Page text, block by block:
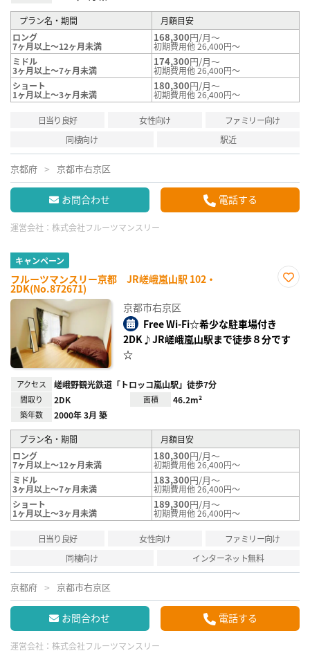
プラン名・期間
月額目安
ロング
7ヶ月以上～12ヶ月未満
168,300円/月～
初期費用他 26,400円～
ミドル
3ヶ月以上～7ヶ月未満
174,300円/月～
初期費用他 26,400円～
ショート
1ヶ月以上～3ヶ月未満
180,300円/月～
初期費用他 26,400円～
日当り良好 女性向け
ファミリー向け
同棲向け
駅近
京都府 京都市右京区
お問合わせ 電話する
運営会社： 株式会社フルーツマンスリー
キャンペーン
フルーツマンスリー京都 JR嵯峨嵐山駅 102・
2DK(No.872671)
京都市右京区
Free Wi-Fi☆希少な駐車場付き
2DK♪JR嵯峨嵐山駅まで徒歩８分です
☆
アクセス 嵯峨野観光鉄道「トロッコ嵐山駅」徒歩7分
間取り 2DK 面積 46.2m²
築年数 2000年 3月 築
プラン名・期間
月額目安
ロング
7ヶ月以上～12ヶ月未満
180,300円/月～
初期費用他 26,400円～
ミドル
3ヶ月以上～7ヶ月未満
183,300円/月～
初期費用他 26,400円～
ショート
1ヶ月以上～3ヶ月未満
189,300円/月～
初期費用他 26,400円～
日当り良好 女性向け
ファミリー向け
同棲向け
インターネット無料
京都府 京都市右京区
お問合わせ 電話する
運営会社： 株式会社フルーツマンスリー